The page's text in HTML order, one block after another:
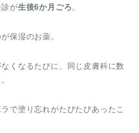
が生後6か月ごろ。
保湿のお薬。
くなるたびに、同じ皮膚科に数
で塗り忘れがたびたびあったこ